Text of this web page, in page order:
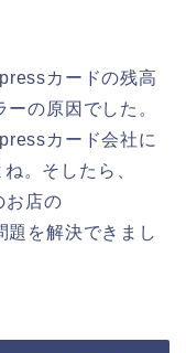
カードの残高
の原因でした。
カード会社に
。そしたら、
お店の
を解決できまし